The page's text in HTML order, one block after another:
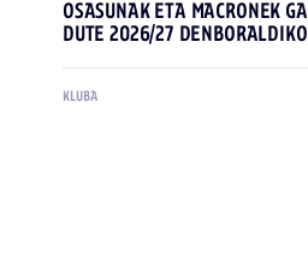
OSASUNAK ETA MACRONEK
DUTE 2026/27
KLUBA